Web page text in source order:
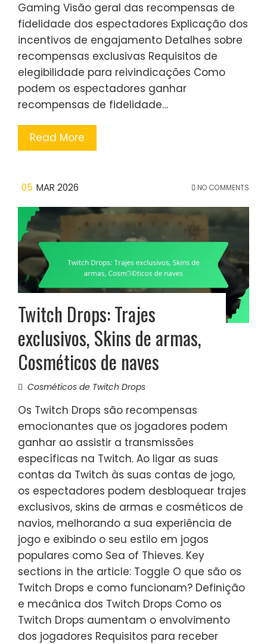
Gaming Visão geral das recompensas de
fidelidade dos espectadores Explicação dos
incentivos de engajamento Detalhes sobre
recompensas exclusivas Requisitos de
elegibilidade para reivindicações Como
podem os espectadores ganhar
recompensas de fidelidade…
Read More
05 MAR 2026 NO COMMENTS
Twitch Drops: Trajes
exclusivos, Skins de armas,
Cosméticos de naves
Cosméticos de Twitch Drops
Os Twitch Drops são recompensas
emocionantes que os jogadores podem
ganhar ao assistir a transmissões
específicas na Twitch. Ao ligar as suas
contas da Twitch às suas contas de jogo,
os espectadores podem desbloquear trajes
exclusivos, skins de armas e cosméticos de
navios, melhorando a sua experiência de
jogo e exibindo o seu estilo em jogos
populares como Sea of Thieves. Key
sections in the article: Toggle O que são os
Twitch Drops e como funcionam? Definição
e mecânica dos Twitch Drops Como os
Twitch Drops aumentam o envolvimento
dos jogadores Requisitos para receber